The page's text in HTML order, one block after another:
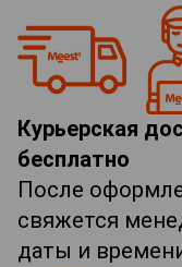
Курьерская
бесплатно
После
свяжется
даты и